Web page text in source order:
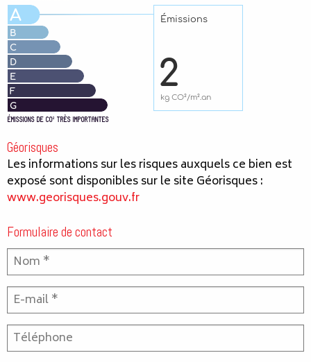
Géorisques
Les informations sur les risques auxquels ce bien est
exposé sont disponibles sur le site Géorisques :
www.georisques.gouv.fr
Formulaire de contact